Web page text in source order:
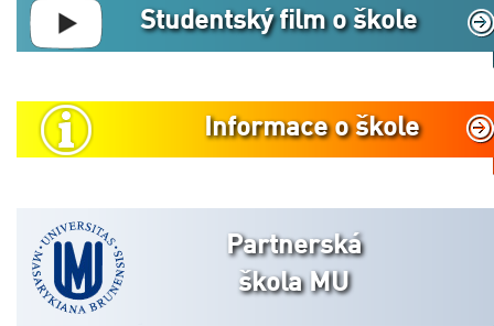
Studentský film o škole
Informace o škole
Partnerská
škola MU